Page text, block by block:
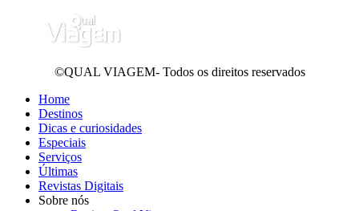
©QUAL VIAGEM- Todos os direitos reservados
Home
Destinos
Dicas e curiosidades
Especiais
Serviços
Últimas
Revistas Digitais
Sobre nós